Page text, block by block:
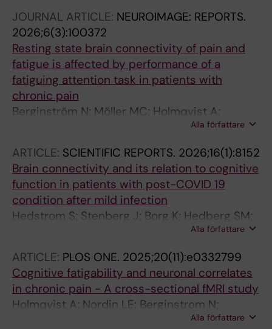
JOURNAL ARTICLE: NEUROIMAGE: REPORTS.
2026;6(3):100372
Resting state brain connectivity of pain and
fatigue is affected by performance of a
fatiguing attention task in patients with
chronic pain
Berginström N; Möller MC; Holmqvist A;
Löfgren M; Stålnacke B-M; Nordin LEAlla författare
ARTICLE: SCIENTIFIC REPORTS. 2026;16(1):8152
Brain connectivity and its relation to cognitive
function in patients with post-COVID 19
condition after mild infection
Hedstrom S; Stenberg J; Borg K; Hedberg SM;
Granberg T; Gyllenberg A; Pettersson S; Van
Alla författare
ARTICLE: PLOS ONE. 2025;20(11):e0332799
Cognitive fatigability and neuronal correlates
in chronic pain - A cross-sectional fMRI study
Holmqvist A; Nordin LE; Berginstrom N;
Lofgren M; Nyberg L; Stalnacke B-M; Moller MC
Alla författare